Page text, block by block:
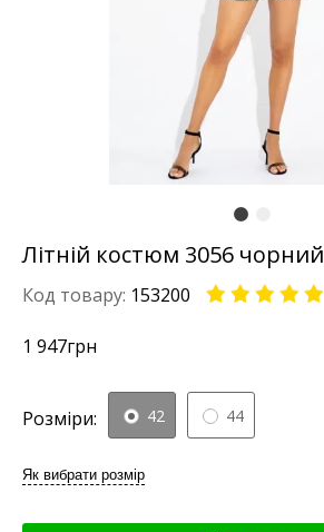
Літній костюм 3056 чорний
Код товару: 153200
1 947грн
Розміри: 42 44
Як вибрати розмір